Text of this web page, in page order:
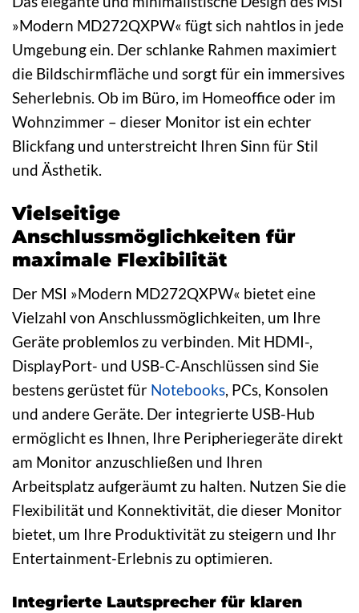
»Modern MD272QXPW« fügt sich nahtlos in jede
Umgebung ein. Der schlanke Rahmen maximiert
die Bildschirmfläche und sorgt für ein immersives
Seherlebnis. Ob im Büro, im Homeoffice oder im
Wohnzimmer – dieser Monitor ist ein echter
Blickfang und unterstreicht Ihren Sinn für Stil
und Ästhetik.
Vielseitige
Anschlussmöglichkeiten für
maximale Flexibilität
Der MSI »Modern MD272QXPW« bietet eine
Vielzahl von Anschlussmöglichkeiten, um Ihre
Geräte problemlos zu verbinden. Mit HDMI-,
DisplayPort- und USB-C-Anschlüssen sind Sie
bestens gerüstet für Notebooks , PCs, Konsolen
und andere Geräte. Der integrierte USB-Hub
ermöglicht es Ihnen, Ihre Peripheriegeräte direkt
am Monitor anzuschließen und Ihren
Arbeitsplatz aufgeräumt zu halten. Nutzen Sie die
Flexibilität und Konnektivität, die dieser Monitor
bietet, um Ihre Produktivität zu steigern und Ihr
Entertainment-Erlebnis zu optimieren.
Integrierte Lautsprecher für klaren